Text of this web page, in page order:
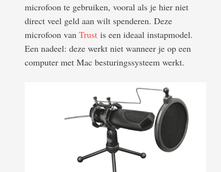
microfoon te gebruiken, vooral als je hier niet
direct veel geld aan wilt spenderen. Deze
microfoon van Trust is een ideaal instapmodel.
Een nadeel: deze werkt niet wanneer je op een
computer met Mac besturingssysteem werkt.